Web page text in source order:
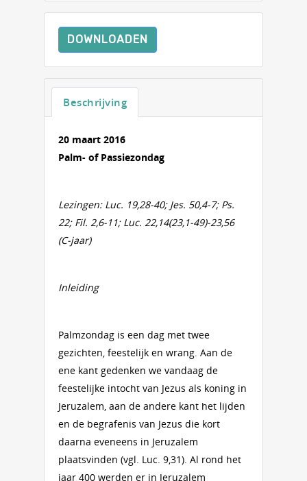
DOWNLOADEN
Beschrijving
20 maart 2016
Palm- of Passiezondag
Lezingen: Luc. 19,28-40; Jes. 50,4-7; Ps.
22; Fil. 2,6-11; Luc. 22,14(23,1-49)-23,56
(C-jaar)
Inleiding
Palmzondag is een dag met twee
gezichten, feestelijk en wrang. Aan de
ene kant gedenken we vandaag de
feestelijke intocht van Jezus als koning in
Jeruzalem, aan de andere kant het lijden
en de begrafenis van Jezus die kort
daarna eveneens in Jeruzalem
plaatsvinden (vgl. Luc. 9,31). Al rond het
jaar 400 werden er in Jeruzalem